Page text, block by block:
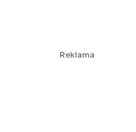
Reklama